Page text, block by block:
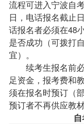
流程可进入宁波自
日，电话报名截止
话报名者必须在48
是否成功（可拨打
宜）。
续考生报名前必
足资金，报考费和
须在报名时预订（
预订者不再供应教材